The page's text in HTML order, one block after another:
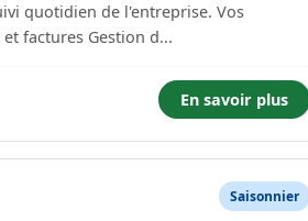
de l'entreprise. Vos
missions principales : Accueil et suivi des clients Création des devis et factures Gestion d...
En savoir plus
Saisonnier